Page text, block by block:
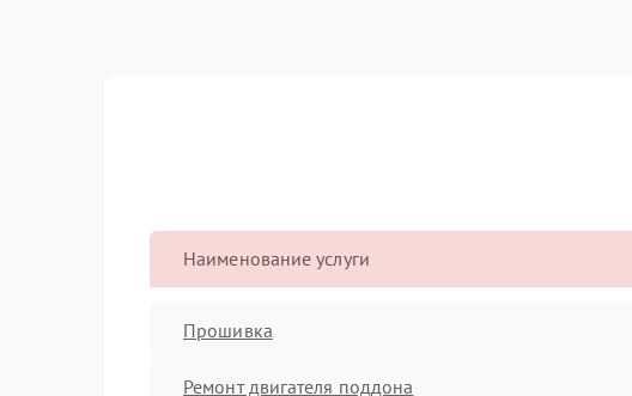
Наименование услуги
Прошивка
Ремонт двигателя поддона